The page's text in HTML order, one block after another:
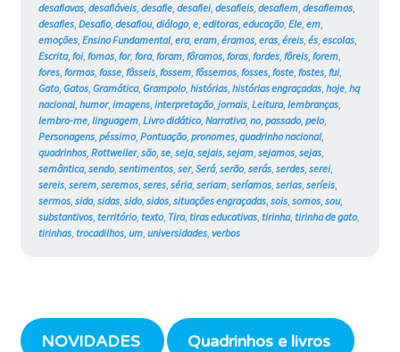
desafiavas, desafiáveis, desafie, desafiei, desafieis, desafiem, desafiemos,
desafies, Desafio, desafiou, diálogo, e, editoras, educação, Ele, em,
emoções, Ensino Fundamental, era, eram, éramos, eras, éreis, és, escolas,
Escrita, foi, fomos, for, fora, foram, fôramos, foras, fordes, fôreis, forem,
fores, formos, fosse, fôsseis, fossem, fôssemos, fosses, foste, fostes, fui,
Gato, Gatos, Gramática, Grampolo, histórias, histórias engraçadas, hoje, hq
nacional, humor, imagens, interpretação, jornais, Leitura, lembranças,
lembro-me, linguagem, Livro didático, Narrativa, no, passado, pelo,
Personagens, péssimo, Pontuação, pronomes, quadrinho nacional,
quadrinhos, Rottweiler, são, se, seja, sejais, sejam, sejamos, sejas,
semântica, sendo, sentimentos, ser, Será, serão, serás, serdes, serei,
sereis, serem, seremos, seres, séria, seriam, seríamos, serias, seríeis,
sermos, sida, sidas, sido, sidos, situações engraçadas, sois, somos, sou,
substantivos, território, texto, Tira, tiras educativas, tirinha, tirinha de gato,
tirinhas, trocadilhos, um, universidades, verbos
NOVIDADES Quadrinhos e livros